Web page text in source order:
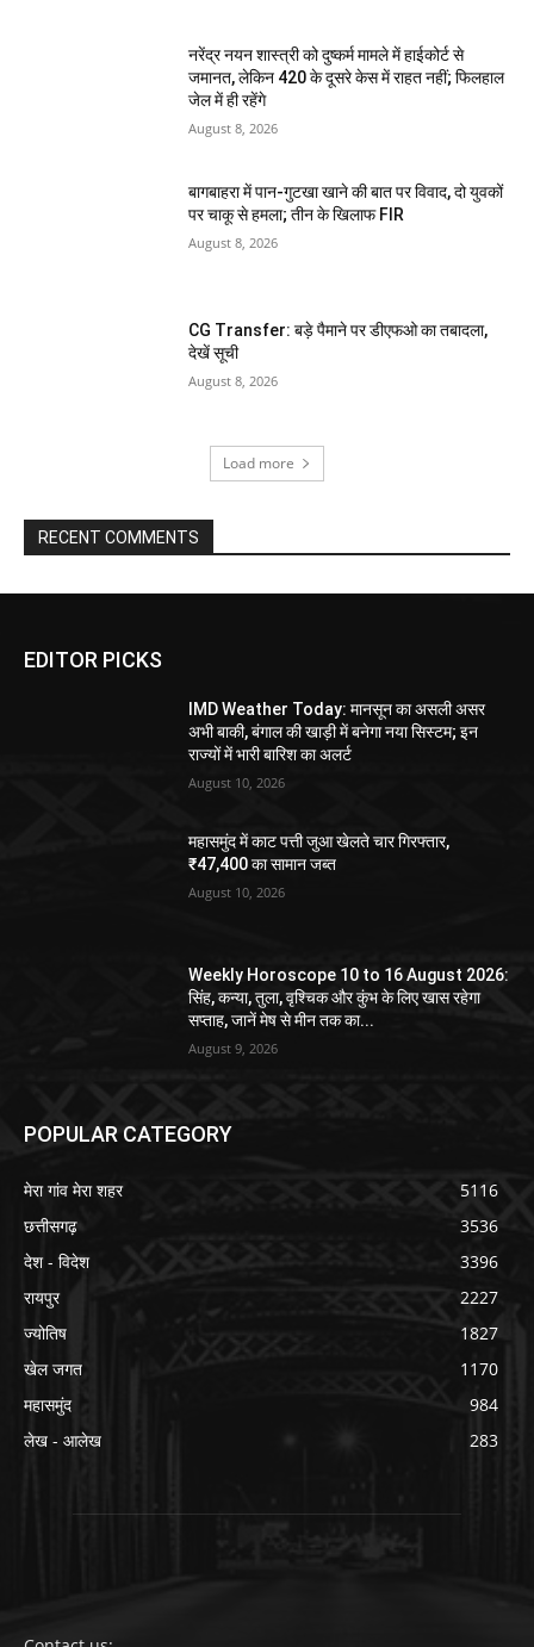
नरेंद्र नयन शास्त्री को दुष्कर्म मामले में हाईकोर्ट से
जमानत, लेकिन 420 के दूसरे केस में राहत नहीं; फिलहाल
जेल में ही रहेंगे
August 8, 2026
बागबाहरा में पान-गुटखा खाने की बात पर विवाद, दो युवकों
पर चाकू से हमला; तीन के खिलाफ FIR
August 8, 2026
CG Transfer: बड़े पैमाने पर डीएफओ का तबादला,
देखें सूची
August 8, 2026
Load more
RECENT COMMENTS
EDITOR PICKS
IMD Weather Today: मानसून का असली असर
अभी बाकी, बंगाल की खाड़ी में बनेगा नया सिस्टम; इन
राज्यों में भारी बारिश का अलर्ट
August 10, 2026
महासमुंद में काट पत्ती जुआ खेलते चार गिरफ्तार,
₹47,400 का सामान जब्त
August 10, 2026
Weekly Horoscope 10 to 16 August 2026:
सिंह, कन्या, तुला, वृश्चिक और कुंभ के लिए खास रहेगा
सप्ताह, जानें मेष से मीन तक का...
August 9, 2026
POPULAR CATEGORY
मेरा गांव मेरा शहर
5116
छत्तीसगढ़
3536
देश - विदेश
3396
रायपुर
2227
ज्योतिष
1827
खेल जगत
1170
महासमुंद
984
लेख - आलेख
283